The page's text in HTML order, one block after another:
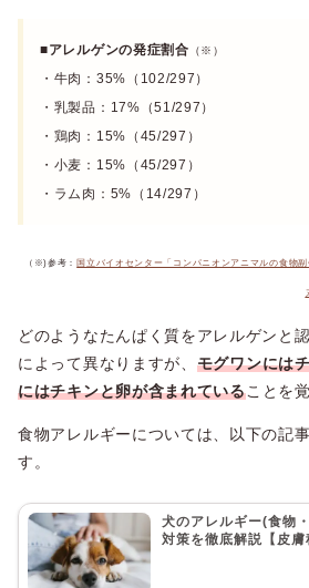
■アレルゲンの発症割合 （※）
・牛肉：35%（102/297）
・乳製品：17%（51/297）
・鶏肉：15%（45/297）
・小麦：15%（45/297）
・ラム肉：5%（14/297）
（※)参考： 国立バイオセンター「コンパニオンアニマルの食物
どのようなたんぱく質をアレルゲンと
によって異なりますが、 モグワンには
にはチキンと卵が含まれていることを
食物アレルギーについては、以下の記
す。
犬のアレルギー(食物
対策を徹底解説【皮膚